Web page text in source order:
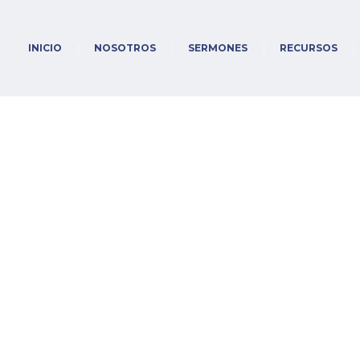
INICIO NOSOTROS SERMONES RECURSOS